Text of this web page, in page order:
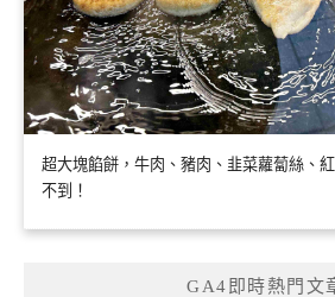
超大塊餡餅，牛肉、豬肉、韭菜蘿蔔絲、
不到！
GA4即時熱門文